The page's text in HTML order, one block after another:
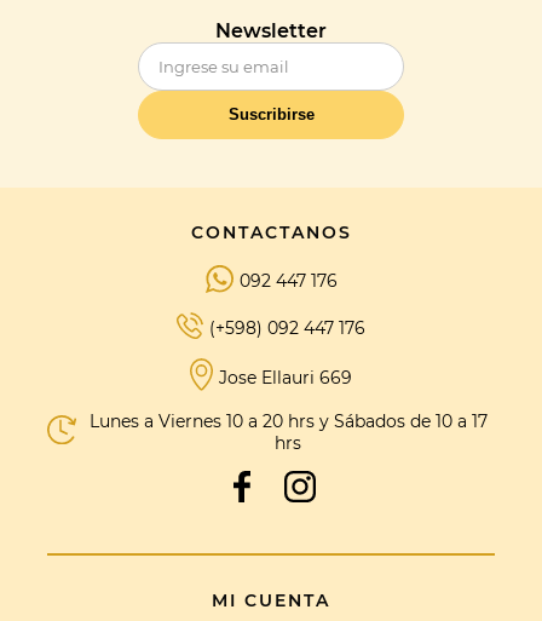
Newsletter
Suscribirse
CONTACTANOS
092 447 176
(+598) 092 447 176
Jose Ellauri 669
Lunes a Viernes 10 a 20 hrs y Sábados de 10 a 17
hrs
MI CUENTA